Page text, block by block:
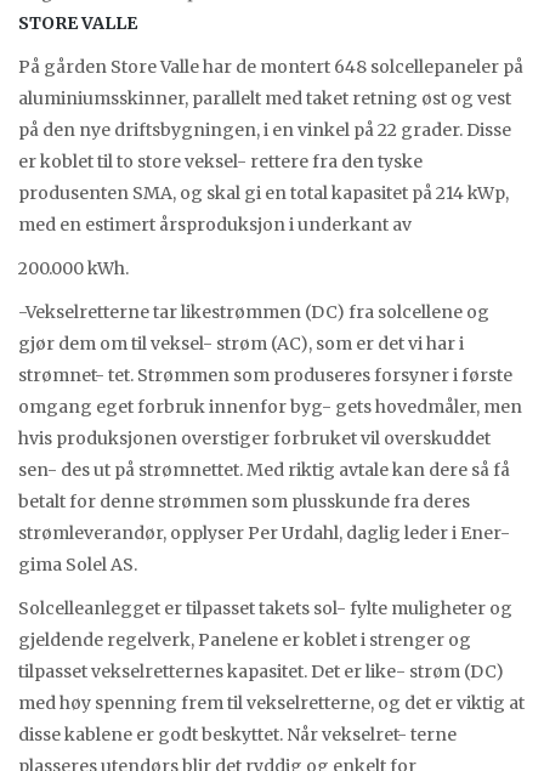
STORE VALLE
På gården Store Valle har de montert 648 solcellepaneler på
aluminiumsskinner, parallelt med taket retning øst og vest
på den nye driftsbygningen, i en vinkel på 22 grader. Disse
er koblet til to store veksel- rettere fra den tyske
produsenten SMA, og skal gi en total kapasitet på 214 kWp,
med en estimert årsproduksjon i underkant av
200.000 kWh.
-Vekselretterne tar likestrømmen (DC) fra solcellene og
gjør dem om til veksel- strøm (AC), som er det vi har i
strømnet- tet. Strømmen som produseres forsyner i første
omgang eget forbruk innenfor byg- gets hovedmåler, men
hvis produksjonen overstiger forbruket vil overskuddet
sen- des ut på strømnettet. Med riktig avtale kan dere så få
betalt for denne strømmen som plusskunde fra deres
strømleverandør, opplyser Per Urdahl, daglig leder i Ener-
gima Solel AS.
Solcelleanlegget er tilpasset takets sol- fylte muligheter og
gjeldende regelverk, Panelene er koblet i strenger og
tilpasset vekselretternes kapasitet. Det er like- strøm (DC)
med høy spenning frem til vekselretterne, og det er viktig at
disse kablene er godt beskyttet. Når vekselret- terne
plasseres utendørs blir det ryddig og enkelt for